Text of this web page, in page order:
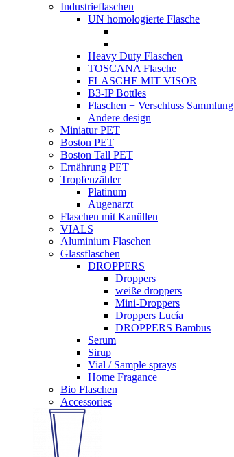
Industrieflaschen
UN homologierte Flasche
Heavy Duty Flaschen
TOSCANA Flasche
FLASCHE MIT VISOR
B3-IP Bottles
Flaschen + Verschluss Sammlung
Andere design
Miniatur PET
Boston PET
Boston Tall PET
Ernährung PET
Tropfenzähler
Platinum
Augenarzt
Flaschen mit Kanüllen
VIALS
Aluminium Flaschen
Glassflaschen
DROPPERS
Droppers
weiße droppers
Mini-Droppers
Droppers Lucía
DROPPERS Bambus
Serum
Sirup
Vial / Sample sprays
Home Fragance
Bio Flaschen
Accessories